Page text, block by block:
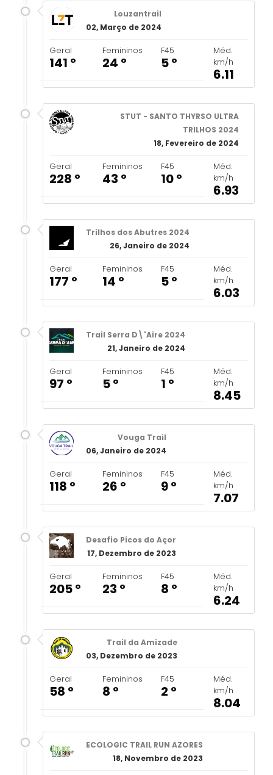
Louzantrail
02, Março de 2024
Geral
141 º
Femininos
24 º
F45
5 º
Méd.
km/h
6.11
STUT - SANTO THYRSO ULTRA
TRILHOS 2024
18, Fevereiro de 2024
Geral
228 º
Femininos
43 º
F45
10 º
Méd.
km/h
6.93
Trilhos dos Abutres 2024
26, Janeiro de 2024
Geral
177 º
Femininos
14 º
F45
5 º
Méd.
km/h
6.03
Trail Serra D\'Aire 2024
21, Janeiro de 2024
Geral
97 º
Femininos
5 º
F45
1 º
Méd.
km/h
8.45
Vouga Trail
06, Janeiro de 2024
Geral
118 º
Femininos
26 º
F45
9 º
Méd.
km/h
7.07
Desafio Picos do Açor
17, Dezembro de 2023
Geral
205 º
Femininos
23 º
F45
8 º
Méd.
km/h
6.24
Trail da Amizade
03, Dezembro de 2023
Geral
58 º
Femininos
8 º
F45
2 º
Méd.
km/h
8.04
ECOLOGIC TRAIL RUN AZORES
18, Novembro de 2023